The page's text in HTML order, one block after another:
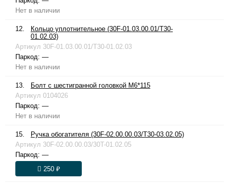
Нет в наличии
12.
Кольцо уплотнительное (30F-01.03.00.01/T30-
01.02.03)
Артикул 30F-01.03.00.01/T30-01.02.03
Паркод: —
Нет в наличии
13.
Болт с шестигранной головкой М6*115
Артикул 0104026
Паркод: —
Нет в наличии
15.
Ручка обогатителя (30F-02.00.00.03/T30-03.02.05)
Артикул 30F-02.00.00.03/30T-01.02.05
Паркод: —
250 ₽